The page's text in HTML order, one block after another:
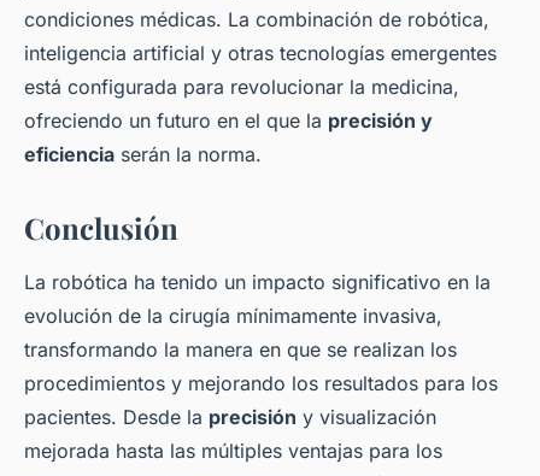
condiciones médicas. La combinación de robótica,
inteligencia artificial y otras tecnologías emergentes
está configurada para revolucionar la medicina,
ofreciendo un futuro en el que la precisión y
eficiencia serán la norma.
Conclusión
La robótica ha tenido un impacto significativo en la
evolución de la cirugía mínimamente invasiva,
transformando la manera en que se realizan los
procedimientos y mejorando los resultados para los
pacientes. Desde la precisión y visualización
mejorada hasta las múltiples ventajas para los